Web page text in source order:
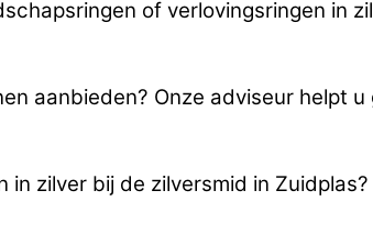
of verlovingsringen in
aanbieden? Onze adviseur helpt
zilver bij de zilversmid in